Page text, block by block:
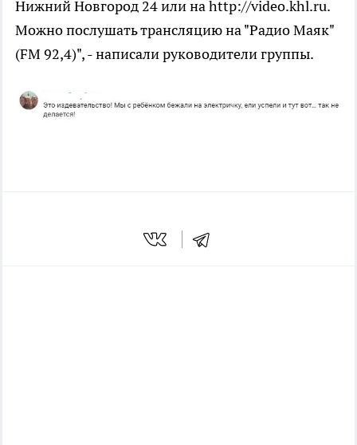
Нижний Новгород 24 или на http://video.khl.ru.
Можно послушать трансляцию на "Радио Маяк"
(FM 92,4)", - написали руководители группы.